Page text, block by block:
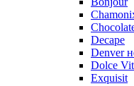
Decape
Denver
Dolce
Exquisit